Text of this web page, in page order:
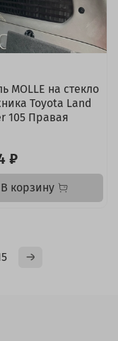
MOLLE на стекло
Toyota Land
105 Правая
₽
В корзину